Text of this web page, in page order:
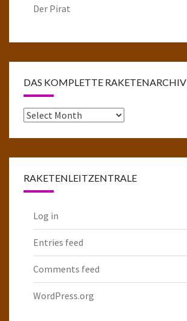
Der Pirat
DAS KOMPLETTE RAKETENARCHIV
Das
RAKETENLEITZENTRALE
Log in
Entries feed
Comments feed
WordPress.org